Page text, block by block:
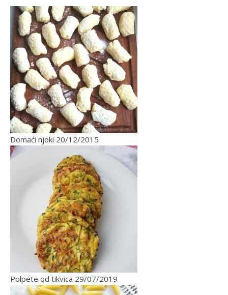
Domaći njoki 20/12/2015
Polpete od tikvica 29/07/2019